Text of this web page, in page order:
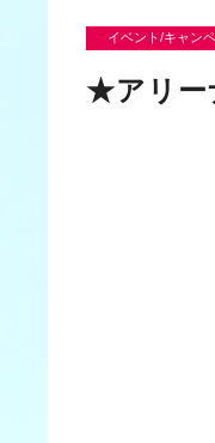
イベント/キャン
★アリー